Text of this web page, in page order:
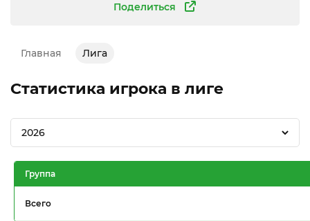
Поделиться
Главная Лига
Статистика игрока в лиге
2026
Группа
Всего